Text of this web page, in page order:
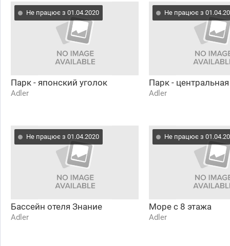
Не працює з 01.04.2020
Парк - японский уголок
Adler
Не працює з
Парк -
Adler
Не працює з 01.04.2020
Бассейн отеля Знание
Adler
Не працює з
Море с 8 этажа
Adler